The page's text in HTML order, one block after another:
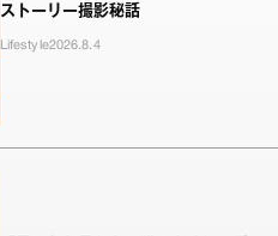
ストーリー撮影秘話
Lifestyle2026.8.4